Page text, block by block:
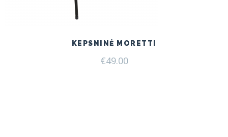
KEPSNINĖ MORETTI
€49.00